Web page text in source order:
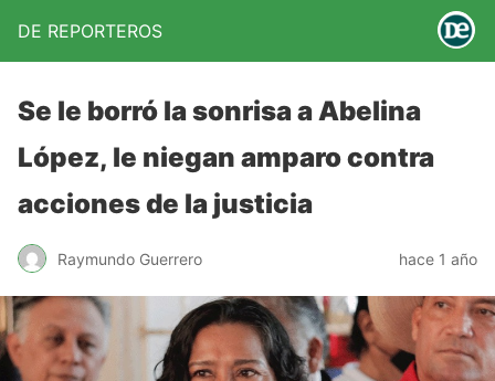
DE REPORTEROS
Se le borró la sonrisa a Abelina
López, le niegan amparo contra
acciones de la justicia
Raymundo Guerrero hace 1 año